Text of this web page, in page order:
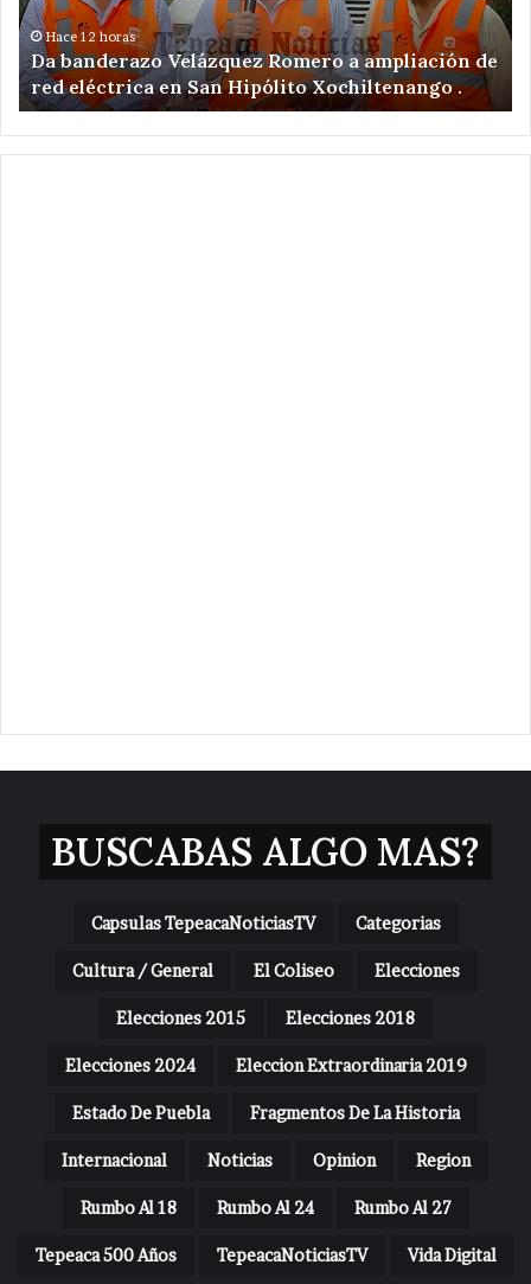
de
red
eléctrica
en
San
Hipólito
Xochiltenango
Hace 12 horas
Da banderazo Velázquez Romero a ampliación de
red eléctrica en San Hipólito Xochiltenango .
BUSCABAS ALGO MAS?
Capsulas TepeacaNoticiasTV Categorias
Cultura / General El Coliseo Elecciones
Elecciones 2015 Elecciones 2018
Elecciones 2024 Eleccion Extraordinaria 2019
Estado De Puebla Fragmentos De La Historia
Internacional Noticias Opinion Region
Rumbo Al 18 Rumbo Al 24 Rumbo Al 27
Tepeaca 500 Años TepeacaNoticiasTV Vida Digital